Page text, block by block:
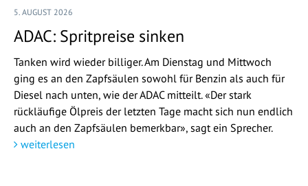
5. AUGUST 2026
ADAC: Spritpreise sinken
Tanken wird wieder billiger. Am Dienstag und Mittwoch
ging es an den Zapfsäulen sowohl für Benzin als auch für
Diesel nach unten, wie der ADAC mitteilt. «Der stark
rückläufige Ölpreis der letzten Tage macht sich nun endlich
auch an den Zapfsäulen bemerkbar», sagt ein Sprecher.
weiterlesen